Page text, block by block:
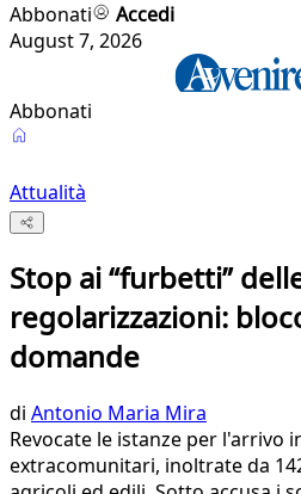
Abbonati
Accedi
August 7, 2026
Abbonati
Attualità
Stop ai “furbetti”
regolarizzazioni:
domande
di Antonio Maria Mira
Revocate le istanze per l'arrivo
extracomunitari, inoltrate da